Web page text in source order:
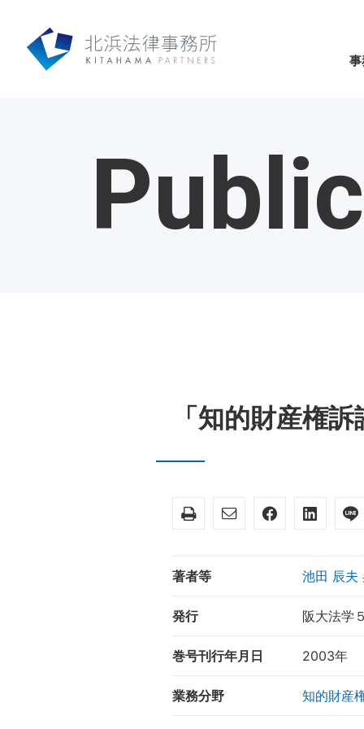
事
「知的財産
著者等 池田 辰夫
発行 阪大法学
巻号刊行年月日 2003年
業務分野 知的財産